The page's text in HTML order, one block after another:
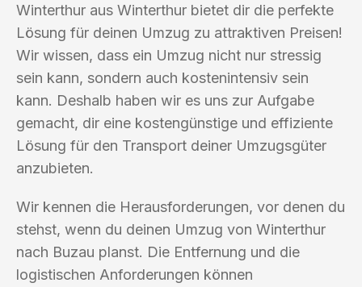
Winterthur aus Winterthur bietet dir die perfekte
Lösung für deinen Umzug zu attraktiven Preisen!
Wir wissen, dass ein Umzug nicht nur stressig
sein kann, sondern auch kostenintensiv sein
kann. Deshalb haben wir es uns zur Aufgabe
gemacht, dir eine kostengünstige und effiziente
Lösung für den Transport deiner Umzugsgüter
anzubieten.
Wir kennen die Herausforderungen, vor denen du
stehst, wenn du deinen Umzug von Winterthur
nach Buzau planst. Die Entfernung und die
logistischen Anforderungen können